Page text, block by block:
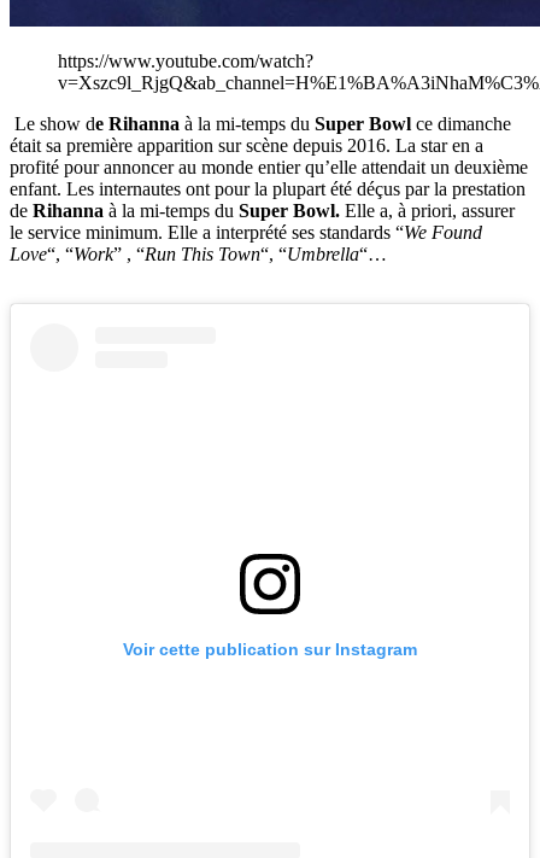
https://www.youtube.com/watch?
Le show de Rihanna à la mi-temps du Super Bowl ce dimanche
était sa première apparition sur scène depuis 2016. La star en a
profité pour annoncer au monde entier qu’elle attendait un deuxième
enfant. Les internautes ont pour la plupart été déçus par la prestation
de Rihanna à la mi-temps du Super Bowl. Elle a, à priori, assurer
le service minimum. Elle a interprété ses standards “We Found
Love“, “Work” , “Run This Town“, “Umbrella“…
Voir cette publication sur Instagram